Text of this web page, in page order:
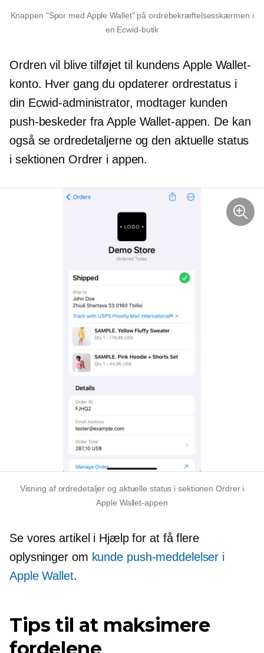
Knappen "Spor med Apple Wallet" på ordrebekræftelsesskærmen i
en Ecwid-butik
Ordren vil blive tilføjet til kundens Apple Wallet-
konto. Hver gang du opdaterer ordrestatus i
din Ecwid-administrator, modtager kunden
push-beskeder fra Apple Wallet-appen. De kan
også se ordredetaljerne og den aktuelle status
i sektionen Ordrer i appen.
Visning af ordredetaljer og aktuelle status i sektionen Ordrer i
Apple Wallet-appen
Se vores artikel i Hjælp for at få flere
oplysninger om kunde push-meddelelser i
Apple Wallet.
Tips til at maksimere